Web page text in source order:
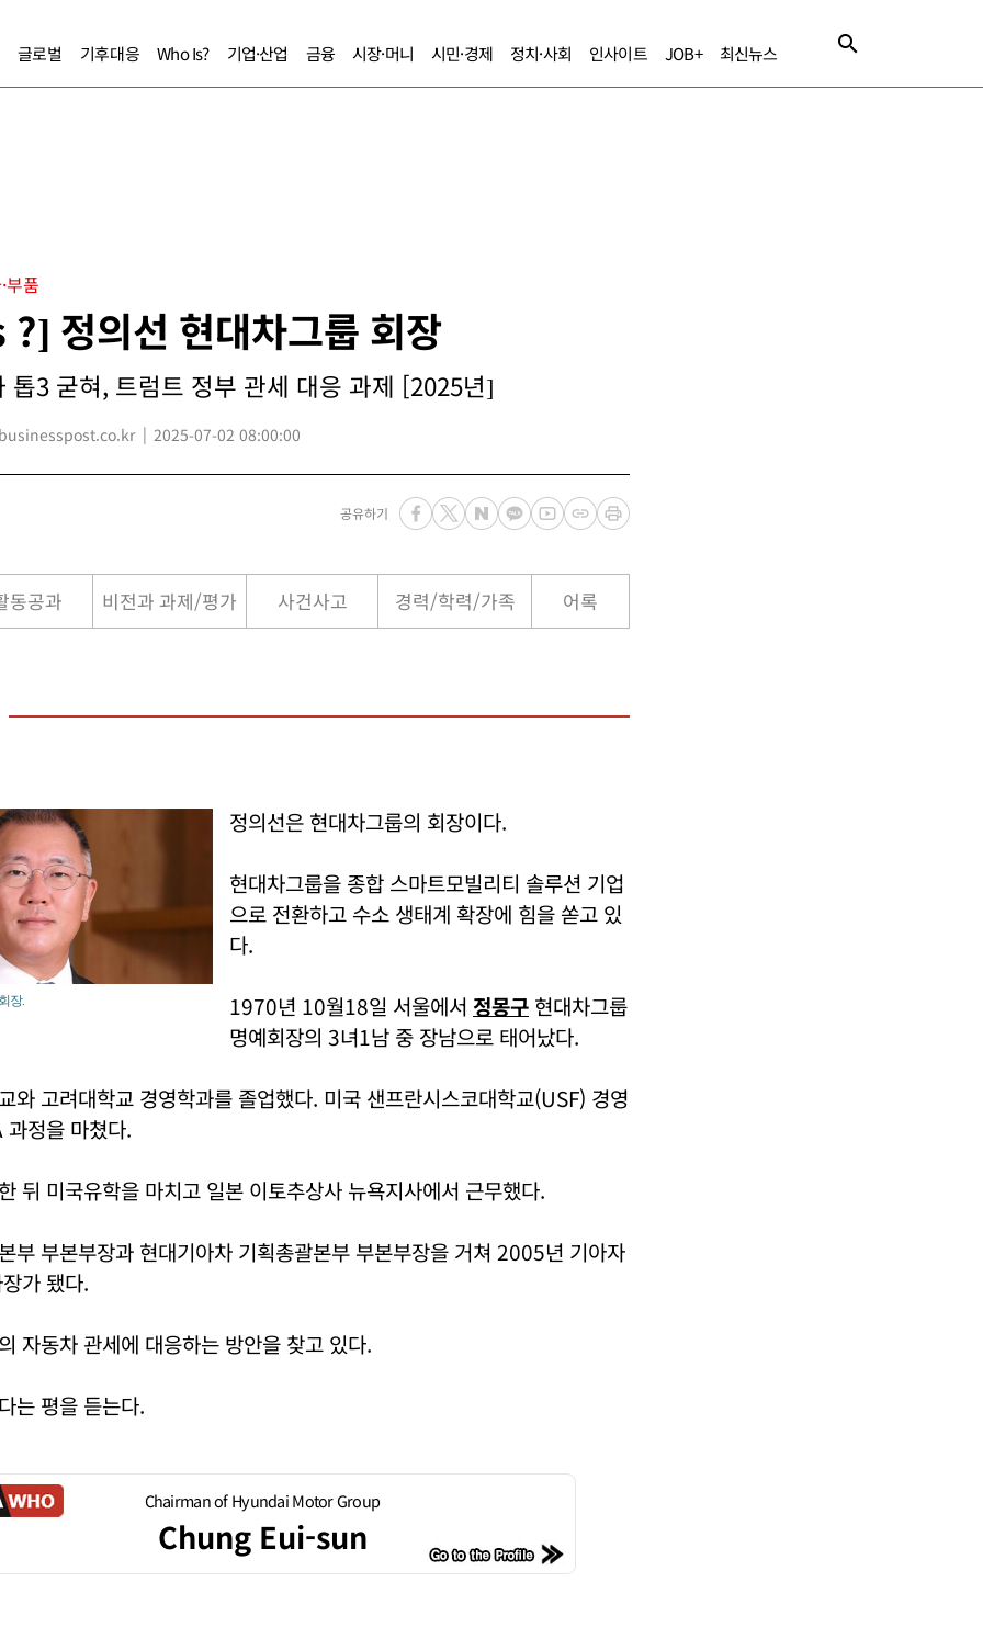
글로벌 기후대응 Who Is? 기업·산업 금융 시장·머니 시민·경제 정치·사회 인사이트 JOB+ 최신뉴스
품
정의선 현대차그룹 회장
톱3 굳혀, 트럼트 정부 관세 대응 과제 [2025년]
2025-07-02 08:00:00
공유하기
동공과 비전과 과제/평가 사건사고 경력/학력/가족 어록
장.
정의선은 현대차그룹의 회장이다.
현대차그룹을 종합 스마트모빌리티 솔루션 기업
으로 전환하고 수소 생태계 확장에 힘을 쏟고 있
다.
1970년 10월18일 서울에서 정몽구 현대차그룹
명예회장의 3녀1남 중 장남으로 태어났다.
와 고려대학교 경영학과를 졸업했다. 미국 샌프란시스코대학교(USF) 경영
정을 마쳤다.
뒤 미국유학을 마치고 일본 이토추상사 뉴욕지사에서 근무했다.
부 부본부장과 현대기아차 기획총괄본부 부본부장을 거쳐 2005년 기아자
가 됐다.
자동차 관세에 대응하는 방안을 찾고 있다.
는 평을 듣는다.
Chairman of Hyundai Motor Group
Chung Eui-sun